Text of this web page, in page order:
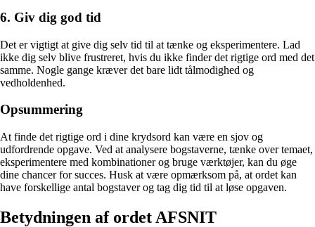
6. Giv dig god tid
Det er vigtigt at give dig selv tid til at tænke og eksperimentere. Lad
ikke dig selv blive frustreret, hvis du ikke finder det rigtige ord med det
samme. Nogle gange kræver det bare lidt tålmodighed og
vedholdenhed.
Opsummering
At finde det rigtige ord i dine krydsord kan være en sjov og
udfordrende opgave. Ved at analysere bogstaverne, tænke over temaet,
eksperimentere med kombinationer og bruge værktøjer, kan du øge
dine chancer for succes. Husk at være opmærksom på, at ordet kan
have forskellige antal bogstaver og tag dig tid til at løse opgaven.
Betydningen af ordet AFSNIT